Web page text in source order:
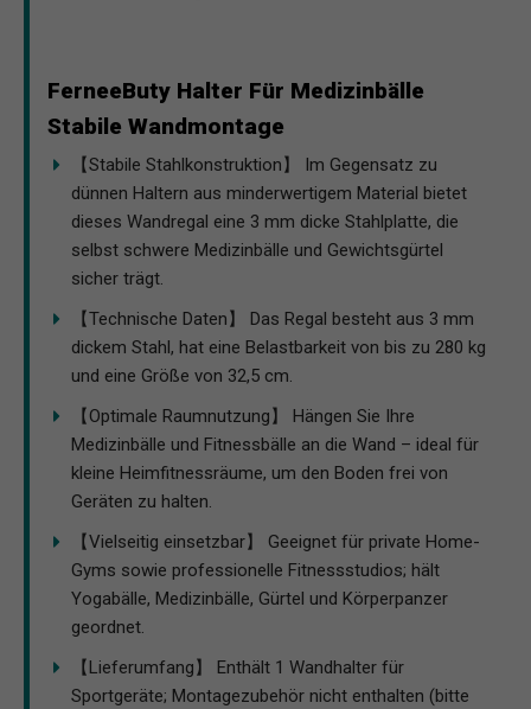
FerneeButy Halter Für Medizinbälle
Stabile Wandmontage
【Stabile Stahlkonstruktion】 Im Gegensatz zu
dünnen Haltern aus minderwertigem Material bietet
dieses Wandregal eine 3 mm dicke Stahlplatte, die
selbst schwere Medizinbälle und Gewichtsgürtel
sicher trägt.
【Technische Daten】 Das Regal besteht aus 3 mm
dickem Stahl, hat eine Belastbarkeit von bis zu 280 kg
und eine Größe von 32,5 cm.
【Optimale Raumnutzung】 Hängen Sie Ihre
Medizinbälle und Fitnessbälle an die Wand – ideal für
kleine Heimfitnessräume, um den Boden frei von
Geräten zu halten.
【Vielseitig einsetzbar】 Geeignet für private Home-
Gyms sowie professionelle Fitnessstudios; hält
Yogabälle, Medizinbälle, Gürtel und Körperpanzer
geordnet.
【Lieferumfang】 Enthält 1 Wandhalter für
Sportgeräte; Montagezubehör nicht enthalten (bitte